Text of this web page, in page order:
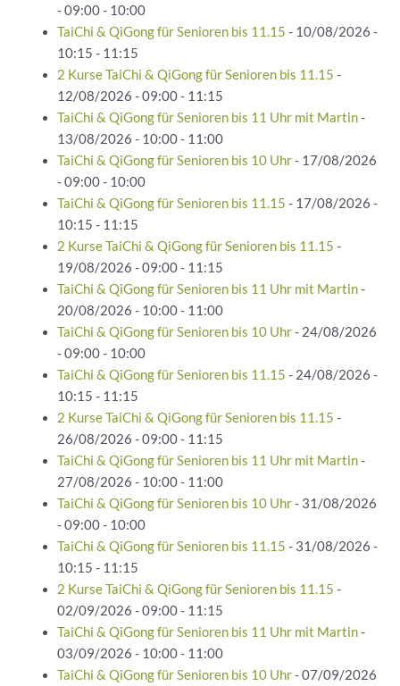
- 09:00 - 10:00
TaiChi & QiGong für Senioren bis 11.15 - 10/08/2026 -
10:15 - 11:15
2 Kurse TaiChi & QiGong für Senioren bis 11.15 -
12/08/2026 - 09:00 - 11:15
TaiChi & QiGong für Senioren bis 11 Uhr mit Martin-
13/08/2026 - 10:00 - 11:00
TaiChi & QiGong für Senioren bis 10 Uhr- 17/08/2026
- 09:00 - 10:00
TaiChi & QiGong für Senioren bis 11.15 - 17/08/2026 -
10:15 - 11:15
2 Kurse TaiChi & QiGong für Senioren bis 11.15 -
19/08/2026 - 09:00 - 11:15
TaiChi & QiGong für Senioren bis 11 Uhr mit Martin-
20/08/2026 - 10:00 - 11:00
TaiChi & QiGong für Senioren bis 10 Uhr- 24/08/2026
- 09:00 - 10:00
TaiChi & QiGong für Senioren bis 11.15 - 24/08/2026 -
10:15 - 11:15
2 Kurse TaiChi & QiGong für Senioren bis 11.15 -
26/08/2026 - 09:00 - 11:15
TaiChi & QiGong für Senioren bis 11 Uhr mit Martin-
27/08/2026 - 10:00 - 11:00
TaiChi & QiGong für Senioren bis 10 Uhr- 31/08/2026
- 09:00 - 10:00
TaiChi & QiGong für Senioren bis 11.15 - 31/08/2026 -
10:15 - 11:15
2 Kurse TaiChi & QiGong für Senioren bis 11.15 -
02/09/2026 - 09:00 - 11:15
TaiChi & QiGong für Senioren bis 11 Uhr mit Martin-
03/09/2026 - 10:00 - 11:00
TaiChi & QiGong für Senioren bis 10 Uhr- 07/09/2026